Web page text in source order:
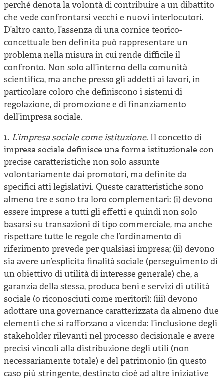
perché denota la volontà di contribuire a un dibattito
che vede confrontarsi vecchi e nuovi interlocutori.
D’altro canto, l’assenza di una cornice teorico-
concettuale ben definita può rappresentare un
problema nella misura in cui rende difficile il
confronto. Non solo all’interno della comunità
scientifica, ma anche presso gli addetti ai lavori, in
particolare coloro che definiscono i sistemi di
regolazione, di promozione e di finanziamento
dell’impresa sociale.
1. L’impresa sociale come istituzione. Il concetto di
impresa sociale definisce una forma istituzionale con
precise caratteristiche non solo assunte
volontariamente dai promotori, ma definite da
specifici atti legislativi. Queste caratteristiche sono
almeno tre e sono tra loro complementari: (i) devono
essere imprese a tutti gli effetti e quindi non solo
basarsi su transazioni di tipo commerciale, ma anche
rispettare tutte le regole che l’ordinamento di
riferimento prevede per qualsiasi impresa; (ii) devono
sia avere un’esplicita finalità sociale (perseguimento di
un obiettivo di utilità di interesse generale) che, a
garanzia della stessa, produca beni e servizi di utilità
sociale (o riconosciuti come meritori); (iii) devono
adottare una governance caratterizzata da almeno due
elementi che si rafforzano a vicenda: l’inclusione degli
stakeholder rilevanti nel processo decisionale e avere
precisi vincoli alla distribuzione degli utili (non
necessariamente totale) e del patrimonio (in questo
caso più stringente, destinato cioè ad altre iniziative